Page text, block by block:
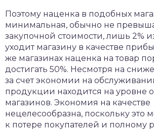
Поэтому наценка в подобных
минимальная, обычно не
закупочной стоимости, лишь 2%
уходит магазину в качестве
же магазинах наценка на товар
достигать 50%. Несмотря на
за счет экономии на
продукции находится на уровне
магазинов. Экономия на качестве
нецелесообразна, поскольку это
к потере покупателей и полному